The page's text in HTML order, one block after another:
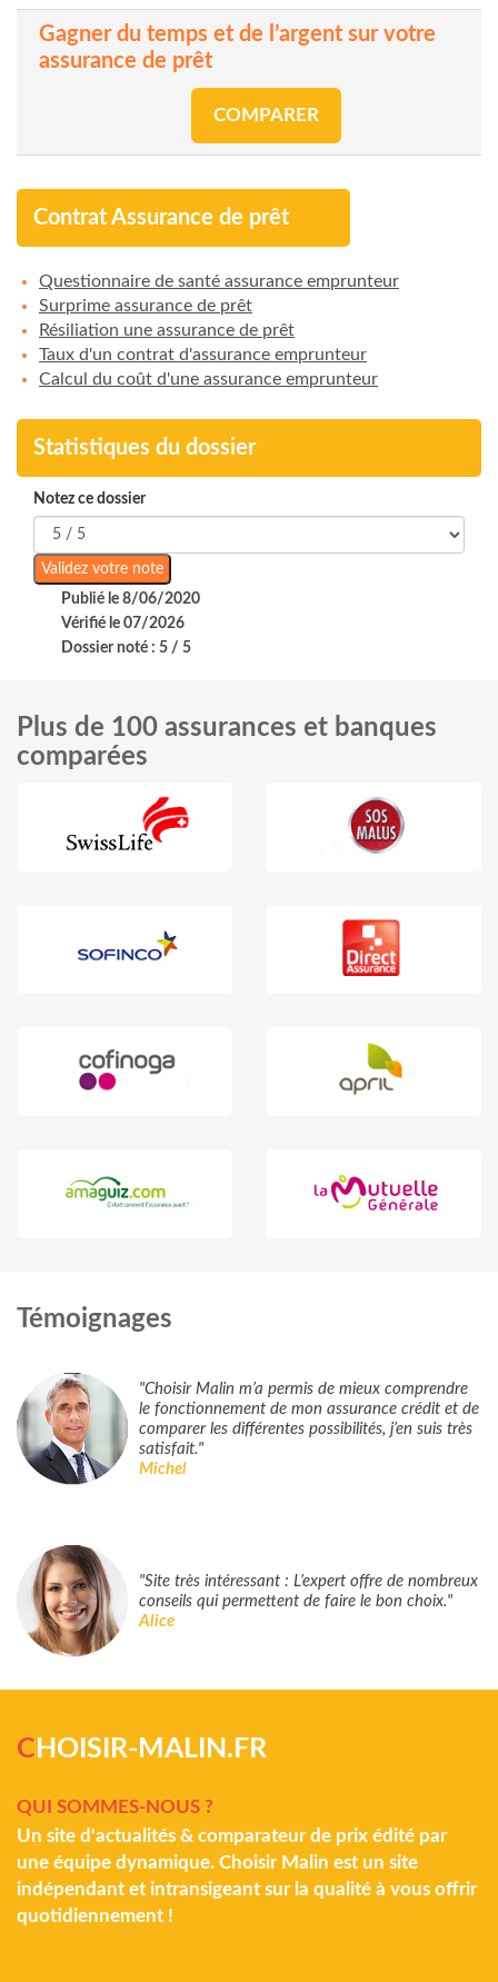
Gagner du temps et de l’argent sur votre
assurance de prêt
COMPARER
Contrat Assurance de prêt
Questionnaire de santé assurance emprunteur
Surprime assurance de prêt
Résiliation une assurance de prêt
Taux d'un contrat d'assurance emprunteur
Calcul du coût d'une assurance emprunteur
Statistiques du dossier
Notez ce dossier
Publié le 8/06/2020
Vérifié le 07/2026
Dossier noté : 5 / 5
Plus de 100 assurances et banques
comparées
Témoignages
"Choisir Malin m’a permis de mieux comprendre
le fonctionnement de mon assurance crédit et de
comparer les différentes possibilités, j’en suis très
satisfait."
Michel
"Site très intéressant : L’expert offre de nombreux
conseils qui permettent de faire le bon choix."
Alice
C HOISIR-MALIN.FR
QUI SOMMES-NOUS ?
Un site d'actualités & comparateur de prix édité par
une équipe dynamique. Choisir Malin est un site
indépendant et intransigeant sur la qualité à vous offrir
quotidiennement !